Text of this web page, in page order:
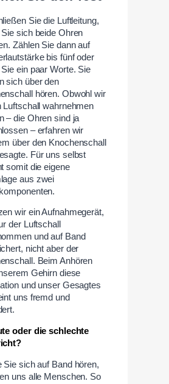
Sie die Luftleitung,
sich beide Ohren
Zählen Sie dann auf
bis fünf oder
ein paar Worte. Sie
sich über den
hören. Obwohl wir
Luftschall wahrnehmen
– die Ohren sind ja
– erfahren wir
über den Knochenschall
Für uns selbst
somit die eigene
aus zwei
wir ein Aufnahmegerät,
der Luftschall
und auf Band
nicht aber der
Beim Anhören
Gehirn diese
und unser Gesagtes
uns fremd und
oder die schlechte
Sie sich auf Band hören,
uns alle Menschen. So